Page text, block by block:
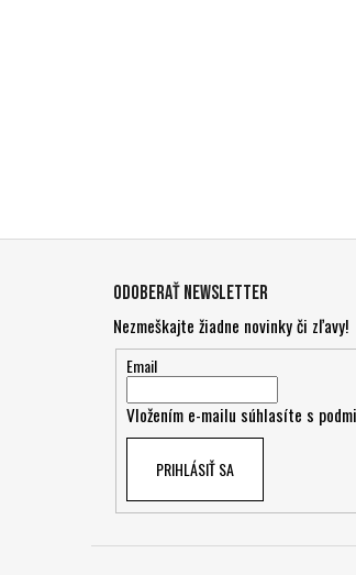
Odoberať newsletter
Nezmeškajte žiadne novinky či zľavy!
Email
Vložením e-mailu súhlasíte s
PRIHLÁSIŤ SA